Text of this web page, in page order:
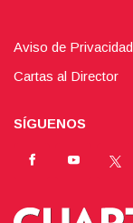
Aviso de Privacidad
Cartas al Director
SÍGUENOS